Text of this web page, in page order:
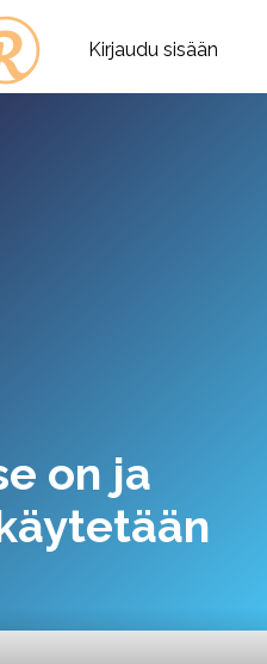
Kirjaudu sisään
on ja